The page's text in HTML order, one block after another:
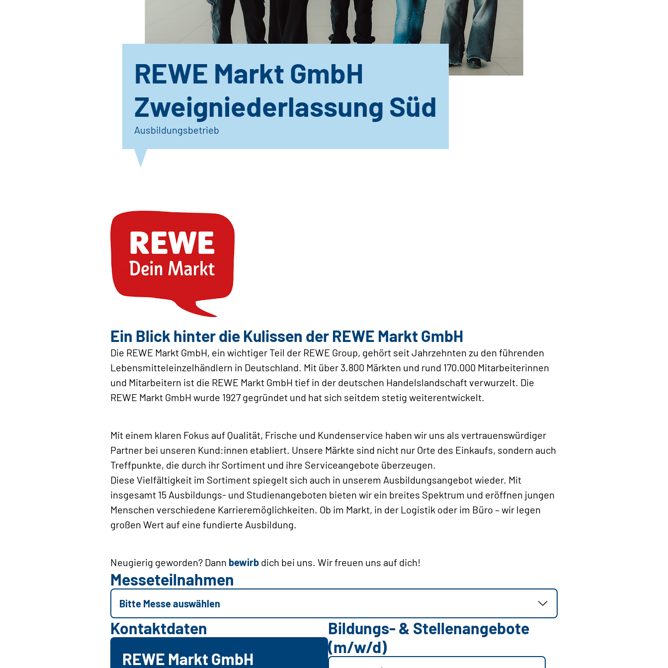
REWE Markt GmbH
Zweigniederlassung Süd
Ausbildungsbetrieb
Ein Blick hinter die Kulissen der REWE Markt GmbH
Die REWE Markt GmbH, ein wichtiger Teil der REWE Group, gehört seit Jahrzehnten zu den führenden
Lebensmitteleinzelhändlern in Deutschland. Mit über 3.800 Märkten und rund 170.000 Mitarbeiterinnen
und Mitarbeitern ist die REWE Markt GmbH tief in der deutschen Handelslandschaft verwurzelt. Die
REWE Markt GmbH wurde 1927 gegründet und hat sich seitdem stetig weiterentwickelt.
Mit einem klaren Fokus auf Qualität, Frische und Kundenservice haben wir uns als vertrauenswürdiger
Partner bei unseren Kund:innen etabliert. Unsere Märkte sind nicht nur Orte des Einkaufs, sondern auch
Treffpunkte, die durch ihr Sortiment und ihre Serviceangebote überzeugen.
Diese Vielfältigkeit im Sortiment spiegelt sich auch in unserem Ausbildungsangebot wieder. Mit
insgesamt 15 Ausbildungs- und Studienangeboten bieten wir ein breites Spektrum und eröffnen jungen
Menschen verschiedene Karrieremöglichkeiten. Ob im Markt, in der Logistik oder im Büro – wir legen
großen Wert auf eine fundierte Ausbildung.
Neugierig geworden? Dann bewirb dich bei uns. Wir freuen uns auf dich!
Messeteilnahmen
Bitte Messe auswählen
Kontaktdaten
REWE Markt GmbH
Bildungs- & Stellenangebote
(m/w/d)